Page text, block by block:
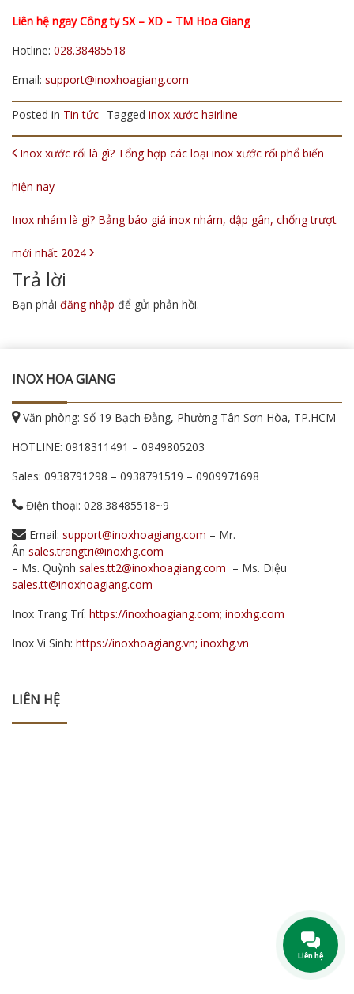
Liên hệ ngay Công ty SX – XD – TM Hoa Giang
Hotline: 028.38485518
Email: support@inoxhoagiang.com
Posted in Tin tức Tagged inox xước hairline
POST NAVIGATION
Inox xước rối là gì? Tổng hợp các loại inox xước rối phổ biến
hiện nay
Inox nhám là gì? Bảng báo giá inox nhám, dập gân, chống trượt
mới nhất 2024
Trả lời
Bạn phải đăng nhập để gửi phản hồi.
INOX HOA GIANG
Văn phòng: Số 19 Bạch Đằng, Phường Tân Sơn Hòa, TP.HCM
HOTLINE: 0918311491 – 0949805203
Sales: 0938791298 – 0938791519 – 0909971698
Điện thoại: 028.38485518~9
Email: support@inoxhoagiang.com – Mr.
Ân sales.trangtri@inoxhg.com
– Ms. Quỳnh sales.tt2@inoxhoagiang.com – Ms. Diệu
sales.tt@inoxhoagiang.com
Inox Trang Trí: https://inoxhoagiang.com; inoxhg.com
Inox Vi Sinh: https://inoxhoagiang.vn; inoxhg.vn
LIÊN HỆ
Liên hệ